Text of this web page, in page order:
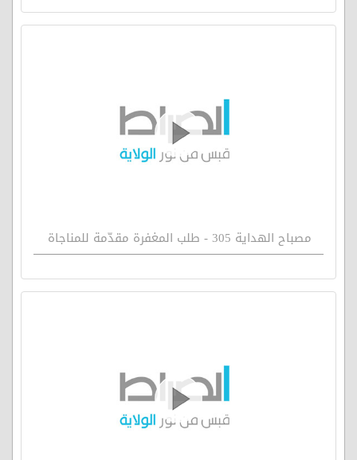
مصباح الهداية 305 - طلب المغفرة مقدّمة للمناجاة